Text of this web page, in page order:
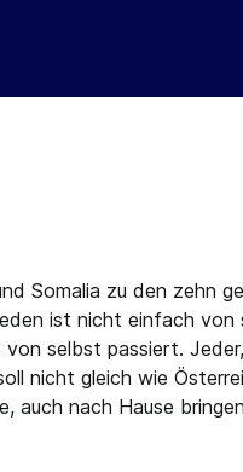
Somalia zu den zehn
ist nicht einfach
selbst passiert.
nicht gleich wie
auch nach Hause